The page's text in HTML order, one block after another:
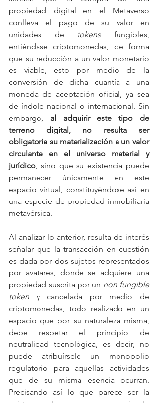
propiedad digital en el Metaverso
conlleva el pago de su valor en
unidades de tokens fungibles,
entiéndase criptomonedas, de forma
que su reducción a un valor monetario
es viable, esto por medio de la
conversión de dicha cuantía a una
moneda de aceptación oficial, ya sea
de índole nacional o internacional. Sin
embargo, al adquirir este tipo de
terreno digital, no resulta ser
obligatoria su materialización a un valor
circulante en el universo material y
jurídico , sino que su existencia puede
permanecer únicamente en este
espacio virtual, constituyéndose así en
una especie de propiedad inmobiliaria
metavérsica.
Al analizar lo anterior, resulta de interés
señalar que la transacción en cuestión
es dada por dos sujetos representados
por avatares, donde se adquiere una
propiedad suscrita por un non fungible
token y cancelada por medio de
criptomonedas, todo realizado en un
espacio que por su naturaleza misma,
debe respetar el principio de
neutralidad tecnológica, es decir, no
puede atribuírsele un monopolio
regulatorio para aquellas actividades
que de su misma esencia ocurran.
Precisando así lo que parece ser la